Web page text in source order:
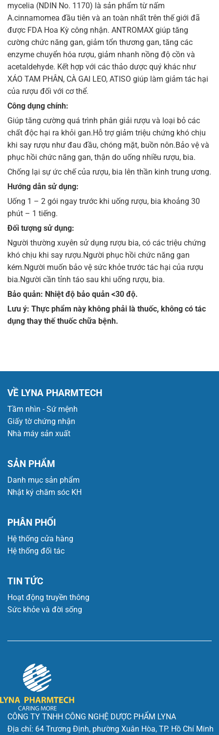
mycelia (NDIN No. 1170) là sản phẩm từ nấm
A.cinnamomea đầu tiên và an toàn nhất trên thế giới đã
được FDA Hoa Kỳ công nhận. ANTROMAX giúp tăng
cường chức năng gan, giảm tổn thương gan, tăng các
enzyme chuyển hóa rượu, giảm nhanh nồng độ cồn và
acetaldehyde. Kết hợp với các thảo dược quý khác như
XÁO TAM PHÂN, CÀ GAI LEO, ATISO giúp làm giảm tác hại
của rượu đối với cơ thể.
Công dụng chính:
Giúp tăng cường quá trình phân giải rượu và loại bỏ các
chất độc hại ra khỏi gan.Hỗ trợ giảm triệu chứng khó chịu
khi say rượu như đau đầu, chóng mặt, buồn nôn.Bảo vệ và
phục hồi chức năng gan, thận do uống nhiều rượu, bia.
Chống lại sự ức chế của rượu, bia lên thần kinh trung ương.
Hướng dẫn sử dụng:
Uống 1 – 2 gói ngay trước khi uống rượu, bia khoảng 30
phút – 1 tiếng.
Đối tượng sử dụng:
Người thường xuyên sử dụng rượu bia, có các triệu chứng
khó chịu khi say rượu.Người phục hồi chức năng gan
kém.Người muốn bảo vệ sức khỏe trước tác hại của rượu
bia.Người cần tỉnh táo sau khi uống rượu, bia.
Bảo quản: Nhiệt độ bảo quản <30 độ.
Lưu ý: Thực phẩm này không phải là thuốc, không có tác
dụng thay thế thuốc chữa bệnh.
VỀ LYNA PHARMTECH
Tầm nhìn - Sứ mệnh
Giấy tờ chứng nhận
Nhà máy sản xuất
SẢN PHẨM
Danh mục sản phẩm
Nhật ký chăm sóc KH
PHÂN PHỐI
Hệ thống cửa hàng
Hệ thống đối tác
TIN TỨC
Hoạt động truyền thông
Sức khỏe và đời sống
CÔNG TY TNHH CÔNG NGHỆ DƯỢC PHẨM LYNA
Địa chỉ: 64 Trương Định, phường Xuân Hòa, TP. Hồ Chí Minh